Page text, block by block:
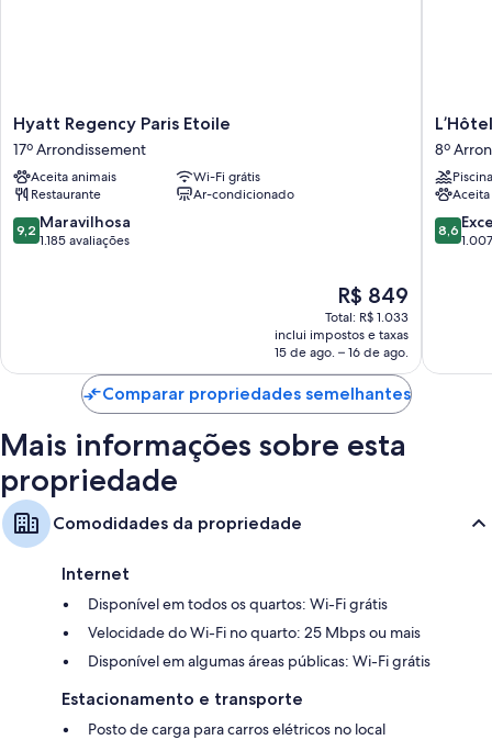
Hyatt
Regency
Paris
Etoile
17º
Arrondissement
Hyatt Regency Paris Etoile
17º Arrondissement
Aceita animais
Wi-Fi grátis
Restaurante
Ar-condicionado
9.2
de
9,2 Maravilhosa
1.185 avaliações
O
preço
é
de
R$ 849
R$ 849
Total: R$ 1.033
inclui impostos e taxas
15 de ago. – 16 de ago.
L’Hôtel
du
Paris
8º
8º
Piscina
8.6
de
8,6
Comparar propriedades semelhantes
Mais informações sobre esta
propriedade
Comodidades da propriedade
Internet
Disponível em todos os quartos: Wi-Fi grátis
Velocidade do Wi-Fi no quarto: 25 Mbps ou mais
Disponível em algumas áreas públicas: Wi-Fi grátis
Estacionamento e transporte
Posto de carga para carros elétricos no local